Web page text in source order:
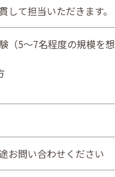
て担当いただきます。
（5～7名程度の規模を想
お問い合わせください